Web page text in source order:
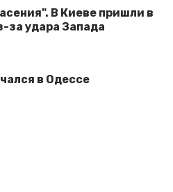
В Киеве пришли в
за удара Запада
в Одессе